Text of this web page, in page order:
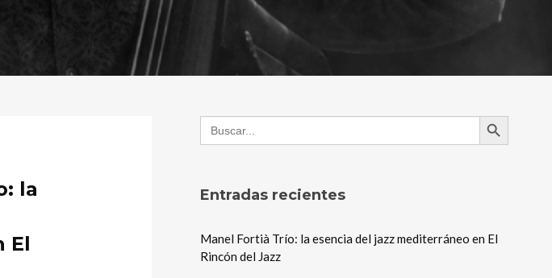
la
El
Search
for:
Search Button
Entradas recientes
Manel Fortià Trío: la esencia del jazz mediterráneo en El
Rincón del Jazz